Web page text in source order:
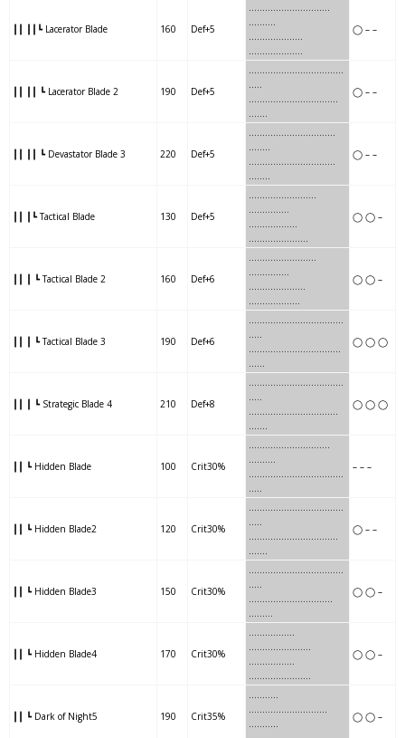
┃┃ ┃┃┗ Lacerator Blade 160 Def+5
…….………….……….
……….
…….………….
………………..
◯ – –
┃┃ ┃┃ ┗ Lacerator Blade 2 190 Def+5
…………………….……....
…..
…………………….……..
…….
◯ – –
┃┃ ┃┃ ┗ Devastator Blade 3 220 Def+5
…………….……..……..
……..
…………….……..……..
……..
◯ – –
┃┃ ┃┗ Tactical Blade 130 Def+5
….…………..…….
……………
….…………..
………………….
◯ ◯ –
┃┃ ┃ ┗ Tactical Blade 2 160 Def+6
…..…………….….
……………
…..…………….
……………….
◯ ◯ –
┃┃ ┃ ┗ Tactical Blade 3 190 Def+6
….….……………………...
…..
….….……………………..
…...
◯ ◯ ◯
┃┃ ┃ ┗ Strategic Blade 4 210 Def+8
……..…….….…………....
…..
……..…….….…………..
…....
◯ ◯ ◯
┃┃ ┗ Hidden Blade 100 Crit30%
…..…….……..……….
……….
…..…….……..……….…..
…..
– – –
┃┃ ┗ Hidden Blade2 120 Crit30%
……..….………..………...
…..
……..….………..……….
…….
◯ – –
┃┃ ┗ Hidden Blade3 150 Crit30%
…..…………….……….….
…..
…..…………….……….
……...
◯ ◯ –
┃┃ ┗ Hidden Blade4 170 Crit30%
……….…….
…………………..
……….…….
…………………..
◯ ◯ –
┃┃ ┗ Dark of Night5 190 Crit35%
…….….
………………………..
…….….
◯ ◯ –